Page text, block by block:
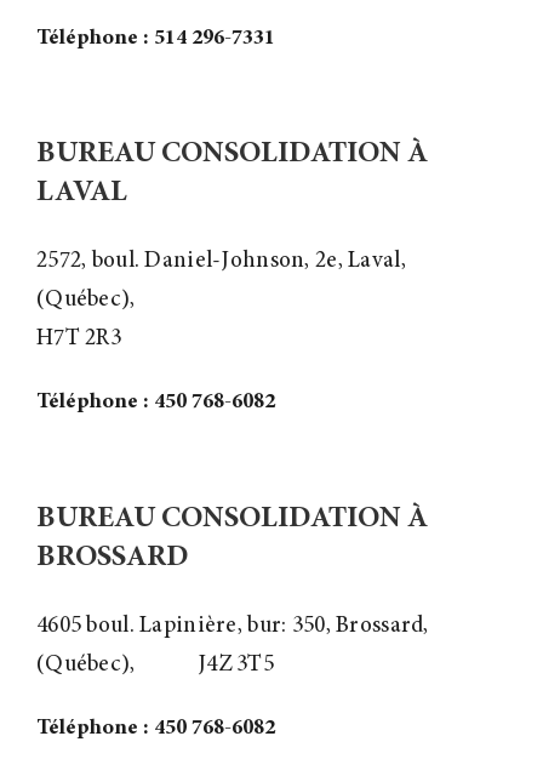
Téléphone : 514 296-7331
BUREAU CONSOLIDATION À
LAVAL
2572, boul. Daniel-Johnson, 2e, Laval,
(Québec),
H7T 2R3
Téléphone : 450 768-6082
BUREAU CONSOLIDATION À
BROSSARD
4605 boul. Lapinière, bur: 350, Brossard,
(Québec),
J4Z 3T5
Téléphone : 450 768-6082